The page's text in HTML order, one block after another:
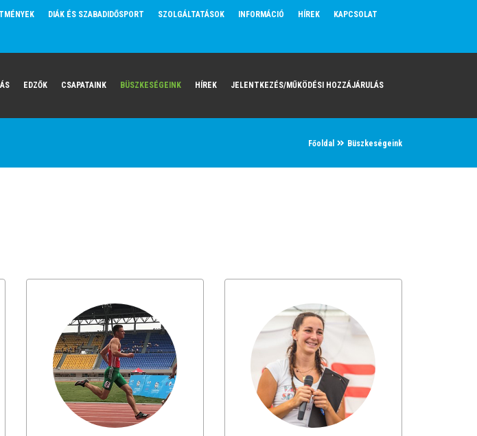
DIÁK ÉS SZABADIDŐSPORT SZOLGÁLTATÁSOK INFORMÁCIÓ HÍREK KAPCSOLAT
EDZŐK CSAPATAINK BÜSZKESÉGEINK HÍREK JELENTKEZÉS/MŰKÖDÉSI HOZZÁJÁRULÁS
Főoldal Büszkeségeink